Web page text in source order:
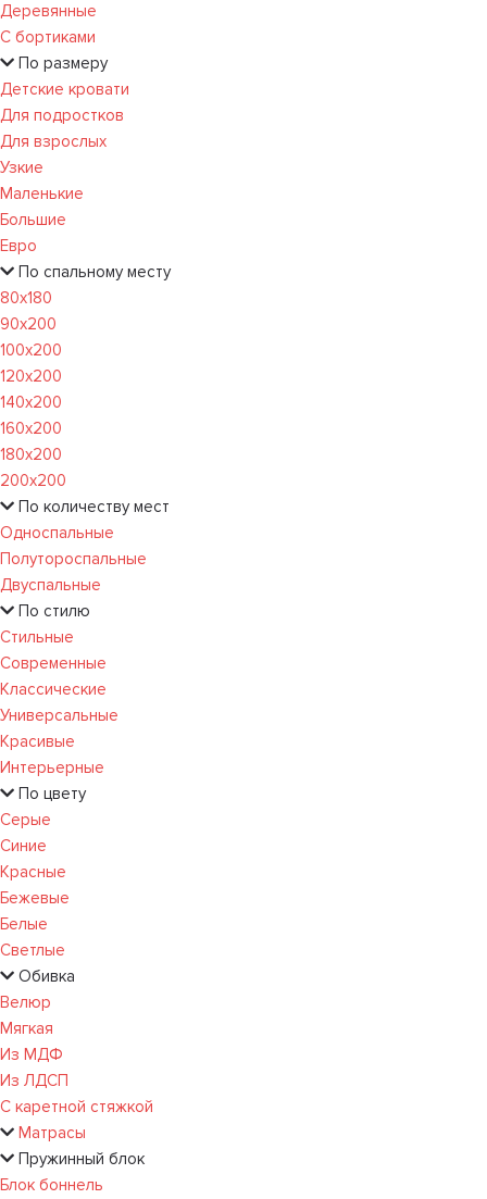
Деревянные
С бортиками
По размеру
Детские кровати
Для подростков
Для взрослых
Узкие
Маленькие
Большие
Евро
По спальному месту
80х180
90х200
100х200
120x200
140х200
160х200
180х200
200х200
По количеству мест
Односпальные
Полутороспальные
Двуспальные
По стилю
Стильные
Современные
Классические
Универсальные
Красивые
Интерьерные
По цвету
Серые
Синие
Красные
Бежевые
Белые
Светлые
Обивка
Велюр
Мягкая
Из МДФ
Из ЛДСП
С каретной стяжкой
Матрасы
Пружинный блок
Блок боннель